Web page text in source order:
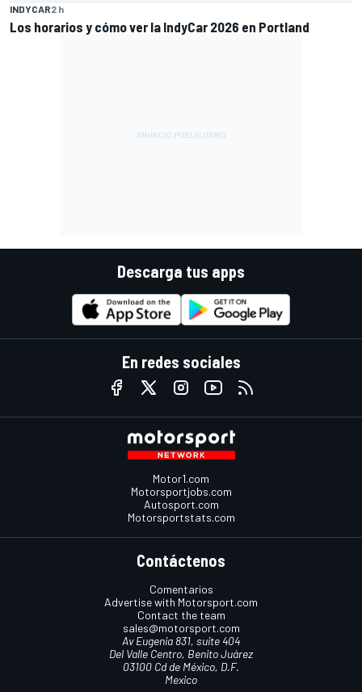
INDYCAR2 h
Los horarios y cómo ver la IndyCar 2026 en Portland
Descarga tus apps
En redes sociales
Motor1.com
Motorsportjobs.com
Autosport.com
Motorsportstats.com
Contáctenos
Comentarios
Advertise with Motorsport.com
Contact the team
sales@motorsport.com
Av Eugenia 831, suite 404
Del Valle Centro, Benito Juárez
03100 Cd de México, D.F.
Mexico